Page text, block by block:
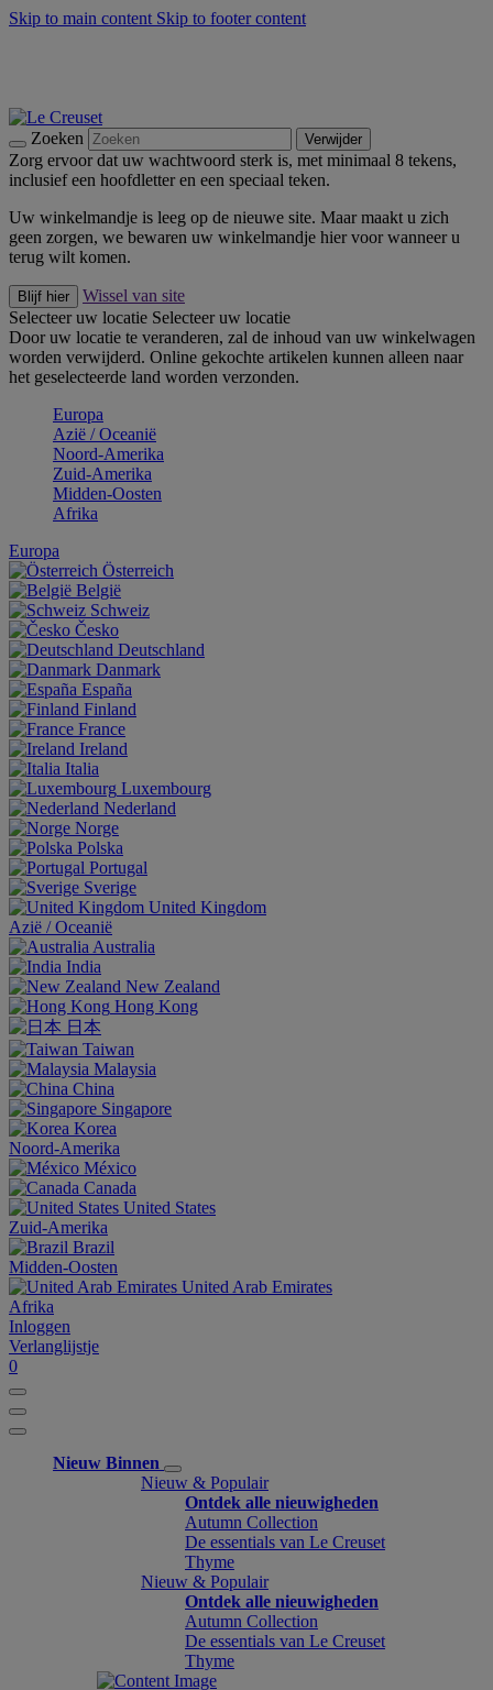
Skip to main content Skip to footer content
Zoeken Verwijder
Zorg ervoor dat uw wachtwoord sterk is, met minimaal 8 tekens,
inclusief een hoofdletter en een speciaal teken.
Uw winkelmandje is leeg op de nieuwe site. Maar maakt u zich
geen zorgen, we bewaren uw winkelmandje hier voor wanneer u
terug wilt komen.
Blijf hier
Wissel van site
Selecteer uw locatie Selecteer uw locatie
Door uw locatie te veranderen, zal de inhoud van uw winkelwagen
worden verwijderd. Online gekochte artikelen kunnen alleen naar
het geselecteerde land worden verzonden.
Europa
Aziё / Oceaniё
Noord-Amerika
Zuid-Amerika
Midden-Oosten
Afrika
Europa
Österreich
België
Schweiz
Česko
Deutschland
Danmark
España
Finland
France
Ireland
Italia
Luxembourg
Nederland
Norge
Polska
Portugal
Sverige
United Kingdom
Aziё / Oceaniё
Australia
India
New Zealand
Hong Kong
日本
Taiwan
Malaysia
China
Singapore
Korea
Noord-Amerika
México
Canada
United States
Zuid-Amerika
Brazil
Midden-Oosten
United Arab Emirates
Afrika
Inloggen
Verlanglijstje
0
Nieuw Binnen
Nieuw & Populair
Ontdek alle nieuwigheden
Autumn Collection
De essentials van Le Creuset
Thyme
Nieuw & Populair
Ontdek alle nieuwigheden
Autumn Collection
De essentials van Le Creuset
Thyme